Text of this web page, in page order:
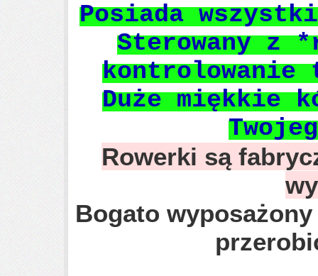
Posiada
Sterowany z
Duże miękkie
Rowerki są
Bogato